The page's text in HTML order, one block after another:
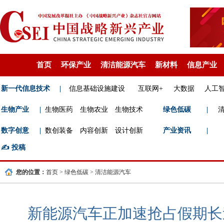
首页 环保产业 清洁能源汽车 新材料 信息产业
新一代信息技术 信息基础设施建设 互联网+ 大数据 人工
生物产业 生物医药 生物农业 生物技术 绿色低碳
数字创意 数创装备 内容创新 设计创新 产业资讯
✍️ 投稿
您的位置： 首页 > 绿色低碳 > 清洁能源汽车
新能源汽车正加速抢占假期